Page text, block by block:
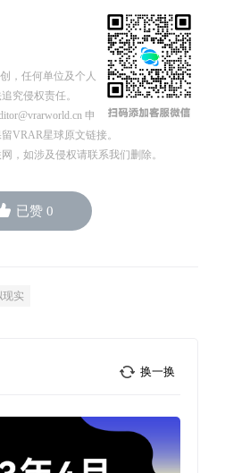
，任何单位及个人
究侵权责任。
申
VRAR星球原文链接。
，如涉及侵权请联系我们删除。
已赞 0
现实
换一换